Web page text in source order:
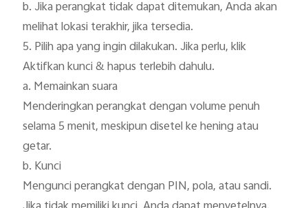
b. Jika perangkat tidak dapat ditemukan, Anda akan
melihat lokasi terakhir, jika tersedia.
5. Pilih apa yang ingin dilakukan. Jika perlu, klik
Aktifkan kunci & hapus terlebih dahulu.
a. Memainkan suara
Menderingkan perangkat dengan volume penuh
selama 5 menit, meskipun disetel ke hening atau
getar.
b. Kunci
Mengunci perangkat dengan PIN, pola, atau sandi.